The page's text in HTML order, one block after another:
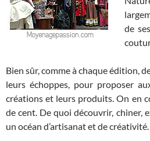
de
Bien sûr, comme à chaque édition,
leurs échoppes, pour proposer
créations et leurs produits. On en
de cent. De quoi découvrir, chiner,
un océan d’artisanat et de créativité.